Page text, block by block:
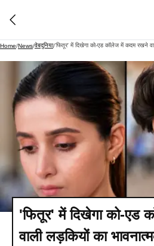
Home/News/वेबदुनिया/
'फितूर' में दिखेगा को-एड
वाली लड़कियों का